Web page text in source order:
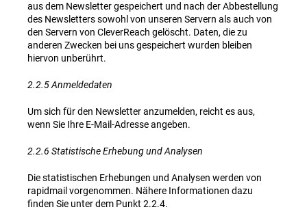
aus dem Newsletter gespeichert und nach der Abbestellung
des Newsletters sowohl von unseren Servern als auch von
den Servern von CleverReach gelöscht. Daten, die zu
anderen Zwecken bei uns gespeichert wurden bleiben
hiervon unberührt.
2.2.5 Anmeldedaten
Um sich für den Newsletter anzumelden, reicht es aus,
wenn Sie Ihre E-Mail-Adresse angeben.
2.2.6 Statistische Erhebung und Analysen
Die statistischen Erhebungen und Analysen werden von
rapidmail vorgenommen. Nähere Informationen dazu
finden Sie unter dem Punkt 2.2.4.